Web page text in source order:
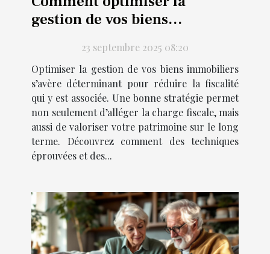
gestion de vos biens
impôts ?23 septembre 2025 08:20
Optimiser la gestion de vos biens immobiliers
s’avère déterminant pour réduire la fiscalité
qui y est associée. Une bonne stratégie permet
non seulement d’alléger la charge fiscale, mais
aussi de valoriser votre patrimoine sur le long
terme. Découvrez comment des techniques
éprouvées et des...